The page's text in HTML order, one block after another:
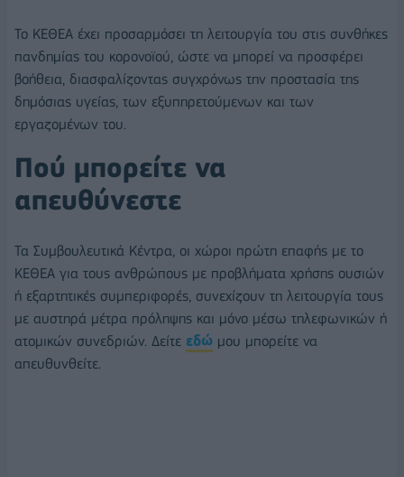
Το ΚΕΘΕΑ έχει προσαρμόσει τη λειτουργία του στις συνθήκες
πανδημίας του κορονοϊού, ώστε να μπορεί να προσφέρει
βοήθεια, διασφαλίζοντας συγχρόνως την προστασία της
δημόσιας υγείας, των εξυπηρετούμενων και των
εργαζομένων του.
Πού μπορείτε να
απευθύνεστε
Τα Συμβουλευτικά Κέντρα, οι χώροι πρώτη επαφής με το
ΚΕΘΕΑ για τους ανθρώπους με προβλήματα χρήσης ουσιών
ή εξαρτητικές συμπεριφορές, συνεχίζουν τη λειτουργία τους
με αυστηρά μέτρα πρόληψης και μόνο μέσω τηλεφωνικών ή
ατομικών συνεδριών. Δείτε εδώ μου μπορείτε να
απευθυνθείτε.